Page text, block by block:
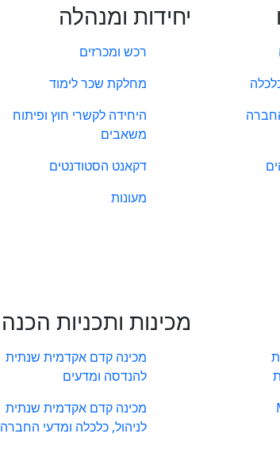
יחידות ומנהלה
רכש ומכרזים
מחלקת שכר לימוד
היחידה לקשרי חוץ ופיתוח
משאבים
דקאנט הסטודנטים
מעונות
מכינות ותכניות הכנה
מכינה קדם אקדמית שנתית
להנדסה ומדעים
מכינה קדם אקדמית שנתית
לניהול, כלכלה ומדעי החברה